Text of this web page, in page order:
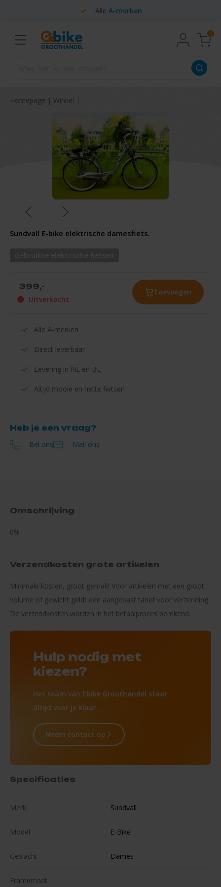
Alle A-merken
0
Homepage | Winkel |
Sundvall E-bike elektrische damesfiets.
399,-
Uitverkocht
Toevoegen
Alle A-merken
Direct leverbaar
Levering in NL en BE
Altijd mooie en nette fietsen
Heb je een vraag?
Bel ons
Mail ons
Omschrijving
0%
Verzendkosten grote artikelen
Minimale kosten, groot gemak! Voor artikelen met een groot
volume of gewicht geldt een aangepast tarief voor verzending.
De verzendkosten worden in het betaalproces berekend.
Hulp nodig met
kiezen?
Het team van Ebike Groothandel staat
altijd voor je klaar.
Neem contact op
Specificaties
Merk Sundvall
Model E-Bike
Geslacht Dames
Framemaat